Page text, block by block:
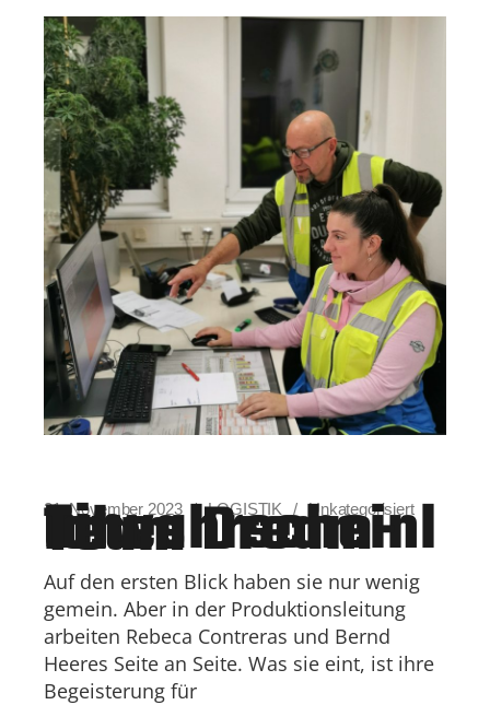
21. November 2023 LOGISTIK Unkategorisiert
Ein unwahrscheinliches Dream-Team
Auf den ersten Blick haben sie nur wenig
gemein. Aber in der Produktionsleitung
arbeiten Rebeca Contreras und Bernd
Heeres Seite an Seite. Was sie eint, ist ihre
Begeisterung für